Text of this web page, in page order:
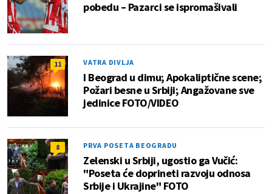
pobedu – Pazarci se ispromašivali
11 VATRA DIVLJA
I Beograd u dimu; Apokaliptične scene;
Požari besne u Srbiji; Angažovane sve
jedinice FOTO/VIDEO
8 PRVA POSETA BEOGRADU
Zelenski u Srbiji, ugostio ga Vučić:
"Poseta će doprineti razvoju odnosa
Srbije i Ukrajine" FOTO